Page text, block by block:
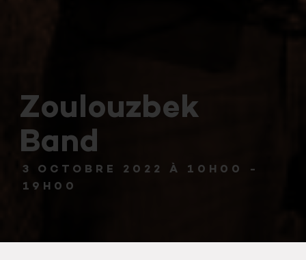
Zoulouzbek
Band
3 OCTOBRE 2022 À 10H00
-
19H00